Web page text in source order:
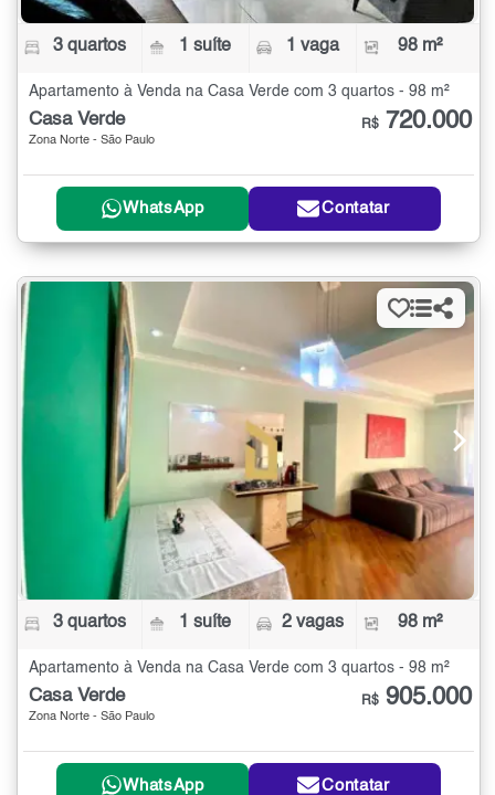
3 quartos 1 suíte 1 vaga 98 m²
Apartamento à Venda na Casa Verde com 3 quartos - 98 m²
Casa Verde
Zona Norte - São Paulo
R$ 720.000
WhatsApp Contatar
3 quartos 1 suíte 2 vagas 98 m²
Apartamento à Venda na Casa Verde com 3 quartos - 98 m²
Casa Verde
Zona Norte - São Paulo
R$ 905.000
WhatsApp Contatar